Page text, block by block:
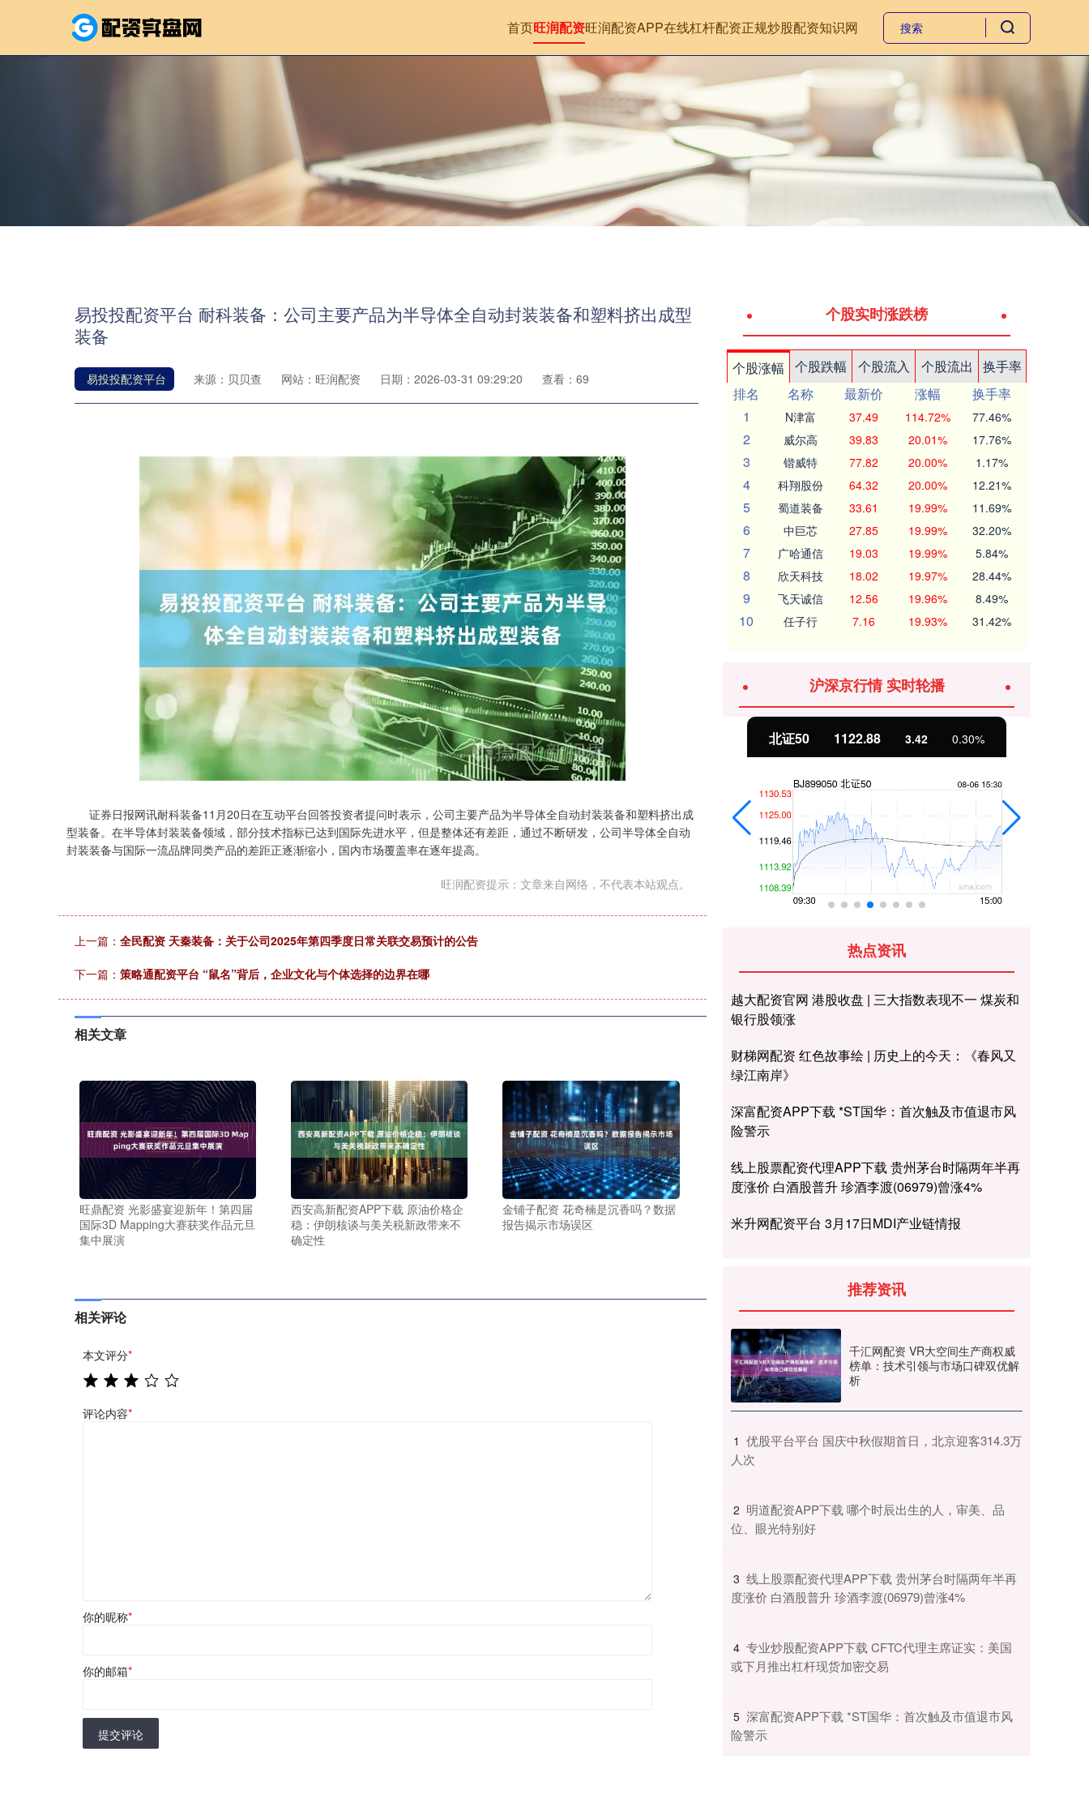
首页旺润配资旺润配资APP在线杠杆配资正规炒股配资知识网
易投投配资平台 耐科装备：公司主要产品为半导体全自动封装装备和塑料挤出成型
装备
易投投配资平台 来源：贝贝查 网站：旺润配资 日期：2026-03-31 09:29:20 查看：69
证券日报网讯耐科装备11月20日在互动平台回答投资者提问时表示，公司主要产品为半导体全自动封装装备和塑料挤出成
型装备。在半导体封装装备领域，部分技术指标已达到国际先进水平，但是整体还有差距，通过不断研发，公司半导体全自动
封装装备与国际一流品牌同类产品的差距正逐渐缩小，国内市场覆盖率在逐年提高。
旺润配资提示：文章来自网络，不代表本站观点。
上一篇： 全民配资 天秦装备：关于公司2025年第四季度日常关联交易预计的公告
下一篇： 策略通配资平台 “鼠名”背后，企业文化与个体选择的边界在哪
相关文章
旺鼎配资 光影盛宴迎新年！第四届
国际3D Mapping大赛获奖作品元旦
集中展演
西安高新配资APP下载 原油价格企
稳：伊朗核谈与美关税新政带来不
确定性
金铺子配资 花奇楠是沉香吗？数据
报告揭示市场误区
相关评论
本文评分*
评论内容*
你的昵称*
你的邮箱*
提交评论
个股实时涨跌榜
个股涨幅 个股跌幅 个股流入 个股流出
换手率
排名
名称 最新价 涨幅
换手率
1
N津富 37.49 114.72% 77.46%
2 威尔高 39.83 20.01% 17.76%
3 锴威特 77.82 20.00% 1.17%
4 科翔股份 64.32 20.00% 12.21%
5 蜀道装备 33.61 19.99% 11.69%
6 中巨芯 27.85 19.99% 32.20%
7 广哈通信 19.03 19.99% 5.84%
8 欣天科技 18.02 19.97% 28.44%
9 飞天诚信 12.56 19.96% 8.49%
10 任子行 7.16 19.93% 31.42%
沪深京行情 实时轮播
深证成指 14110.12 -34.08 -0.24% 沪深300 4651.31 -6.85 北证50 1122.88 3.42 0.30%
热点资讯
越大配资官网 港股收盘 | 三大指数表现不一 煤炭和
银行股领涨
财梯网配资 红色故事绘 | 历史上的今天：《春风又
绿江南岸》
深富配资APP下载 *ST国华：首次触及市值退市风
险警示
线上股票配资代理APP下载 贵州茅台时隔两年半再
度涨价 白酒股普升 珍酒李渡(06979)曾涨4%
米升网配资平台 3月17日MDI产业链情报
推荐资讯
千汇网配资 VR大空间生产商权威
榜单：技术引领与市场口碑双优解
析
1 ​优股平台平台 国庆中秋假期首日，北京迎客314.3万
人次
2 ​明道配资APP下载 哪个时辰出生的人，审美、品
位、眼光特别好
3 ​线上股票配资代理APP下载 贵州茅台时隔两年半再
度涨价 白酒股普升 珍酒李渡(06979)曾涨4%
4 ​专业炒股配资APP下载 CFTC代理主席证实：美国
或下月推出杠杆现货加密交易
5 ​深富配资APP下载 *ST国华：首次触及市值退市风
险警示